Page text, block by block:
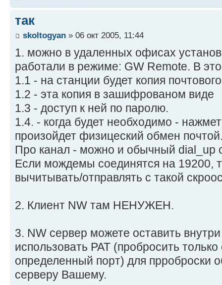
так
skoltogyan » 06 окт 2005, 11:44
1. можно в удаленных офисах
работали в режиме: GW Remote. В
1.1 - на станции будет копия
1.2 - эта копия в зашифрованом виде
1.3 - доступ к ней по паролю.
1.4. - когда будет необходимо -
произойдет физицеский обмен
Про канал - можно и обычный
Если мождемы соединятся на 19200,
вычитывать/отправлять с такой
2. Клиент NW там НЕНУЖЕН.
3. NW сервер можете оставить
использовать PAT (пробросить
определенный порт) для прроброски
серверу Вашему.